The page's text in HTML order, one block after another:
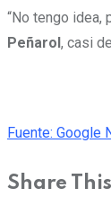
“No tengo idea,
Peñarol, casi
Fuente: Google
Share